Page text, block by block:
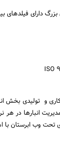
دارای فیلدهای
و تولیدی بخش
انبارها در هر
تحت وب ابرستان با